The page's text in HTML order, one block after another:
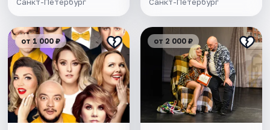
Санкт-Петербург Санкт-Петербург
от 1 000 ₽ от 2 000 ₽